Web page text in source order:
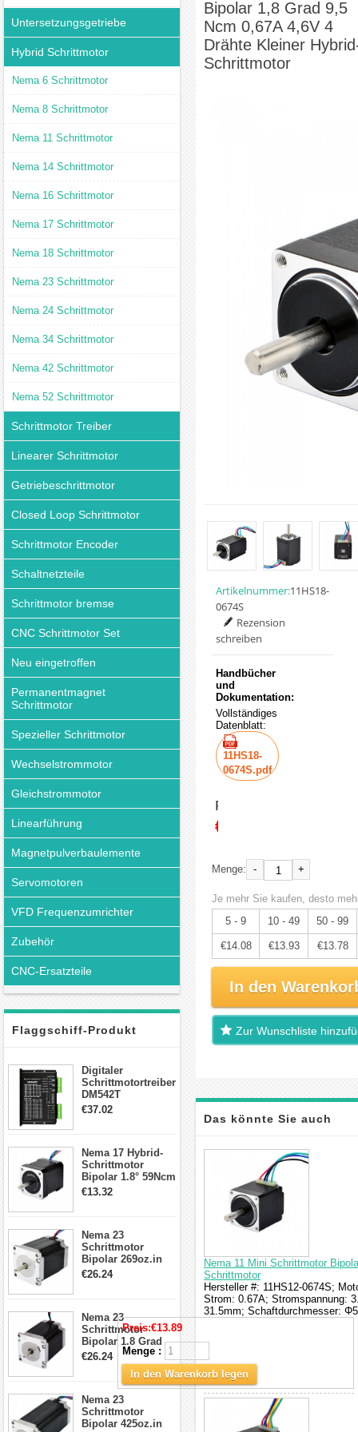
Untersetzungsgetriebe
Hybrid Schrittmotor
Nema 6 Schrittmotor
Nema 8 Schrittmotor
Nema 11 Schrittmotor
Nema 14 Schrittmotor
Nema 16 Schrittmotor
Nema 17 Schrittmotor
Nema 18 Schrittmotor
Nema 23 Schrittmotor
Nema 24 Schrittmotor
Nema 34 Schrittmotor
Nema 42 Schrittmotor
Nema 52 Schrittmotor
Schrittmotor Treiber
Linearer Schrittmotor
Getriebeschrittmotor
Closed Loop Schrittmotor
Schrittmotor Encoder
Schaltnetzteile
Schrittmotor bremse
CNC Schrittmotor Set
Neu eingetroffen
Permanentmagnet
Schrittmotor
Spezieller Schrittmotor
Wechselstrommotor
Gleichstrommotor
Linearführung
Magnetpulverbaulemente
Servomotoren
VFD Frequenzumrichter
Zubehör
CNC-Ersatzteile
Flaggschiff-Produkt
Digitaler
Schrittmotortreiber
DM542T
Schrittmotor
Schrittmotor
€37.02
Nema 17 Hybrid-
Schrittmotor
Bipolar 1.8° 59Ncm
2A 4 Drähte mit 1m
€13.32
Nema 23
Schrittmotor
Bipolar 269oz.in
2,8A 57x57x76mm
€26.24
Nema 23
Schrittmotor
Bipolar 1.8 Grad
1.9Nm 3A 3.36V 4
Drähte CNC
Schrittmotor DIY
CNC Fräse
€26.24
Nema 23
Schrittmotor
Bipolar 425oz.in
Bipolar 1,8 Grad 9,5
Ncm 0,67A 4,6V 4
Drähte Kleiner
Schrittmotor
Artikelnummer:11HS18-
0674S
Rezension
schreiben
Handbücher
und
Dokumentation:
Vollständiges
Datenblatt:
11HS18-
0674S.pdf
Preis:
€14.82
Menge: - +
Je mehr Sie kaufen, desto
5 - 9
10 - 49 50 - 99
€14.08 €13.93 €13.78
In den
Zur Wunschliste
Das könnte Sie auch
interessieren
Nema 11 Mini Schrittmotor
Schrittmotor
Hersteller #: 11HS12-0674S;
Strom: 0.67A; Stromspannung:
31.5mm; Schaftdurchmesser:
Preis:€13.89
Menge :
In den Warenkorb legen